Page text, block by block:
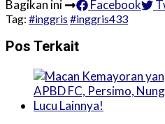
Bagikan ini Facebook
Tag: #inggris #inggris433
Pos Terkait